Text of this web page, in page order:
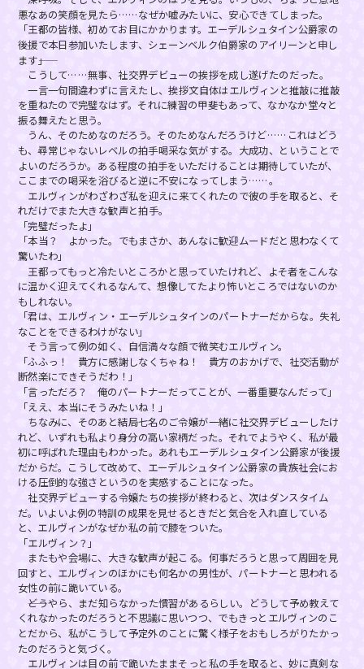
悪なあの笑顔を見たら……なぜか嘘みたいに、安心できてしまった。
「王都の皆様、初めてお目にかかります。エーデルシュタイン公爵家の
後援で本日参加いたします、シェーンベルク伯爵家のアイリーンと申し
ます――」
こうして……無事、社交界デビューの挨拶を成し遂げたのだった。
一言一句間違わずに言えたし、挨拶文自体はエルヴィンと推敲に推敲
を重ねたので完璧なはず。それに練習の甲斐もあって、なかなか堂々と
振る舞えたと思う。
うん、そのためなのだろう。そのためなんだろうけど……これはどう
も、尋常じゃないレベルの拍手喝采な気がする。大成功、ということで
よいのだろうか。ある程度の拍手をいただけることは期待していたが、
ここまでの喝采を浴びると逆に不安になってしまう……。
エルヴィンがわざわざ私を迎えに来てくれたので彼の手を取ると、そ
れだけでまた大きな歓声と拍手。
「完璧だったよ」
「本当？ よかった。でもまさか、あんなに歓迎ムードだと思わなくて
驚いたわ」
王都ってもっと冷たいところかと思っていたけれど、よそ者をこんな
に温かく迎えてくれるなんて、想像してたより怖いところではないのか
もしれない。
「君は、エルヴィン・エーデルシュタインのパートナーだからな。失礼
なことをできるわけがない」
そう言って例の如く、自信満々な顔で微笑むエルヴィン。
「ふふっ！ 貴方に感謝しなくちゃね！ 貴方のおかげで、社交活動が
断然楽にできそうだわ！」
「言っただろ？ 俺のパートナーだってことが、一番重要なんだって」
「ええ、本当にそうみたいね！」
ちなみに、そのあと結局七名のご令嬢が一緒に社交界デビューしたけ
れど、いずれも私より身分の高い家柄だった。それでようやく、私が最
初に呼ばれた理由もわかった。あれもエーデルシュタイン公爵家が後援
だからだ。こうして改めて、エーデルシュタイン公爵家の貴族社会にお
ける圧倒的な強さというのを実感することになった。
社交界デビューする令嬢たちの挨拶が終わると、次はダンスタイム
だ。いよいよ例の特訓の成果を見せるときだと気合を入れ直している
と、エルヴィンがなぜか私の前で膝をついた。
「エルヴィン？」
またもや会場に、大きな歓声が起こる。何事だろうと思って周囲を見
回すと、エルヴィンのほかにも何名かの男性が、パートナーと思われる
女性の前に跪いている。
――どうやら、まだ知らなかった慣習があるらしい。どうして予め教えて
くれなかったのだろうと不思議に思いつつ、でもきっとエルヴィンのこ
とだから、私がこうして予定外のことに驚く様子をおもしろがりたかっ
たのだろうと気づく。
エルヴィンは目の前で跪いたままそっと私の手を取ると、妙に真剣な